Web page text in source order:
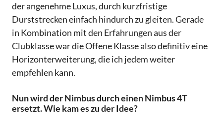
der angenehme Luxus, durch kurzfristige
Durststrecken einfach hindurch zu gleiten. Gerade
in Kombination mit den Erfahrungen aus der
Clubklasse war die Offene Klasse also definitiv eine
Horizonterweiterung, die ich jedem weiter
empfehlen kann.
Nun wird der Nimbus durch einen Nimbus 4T
ersetzt. Wie kam es zu der Idee?